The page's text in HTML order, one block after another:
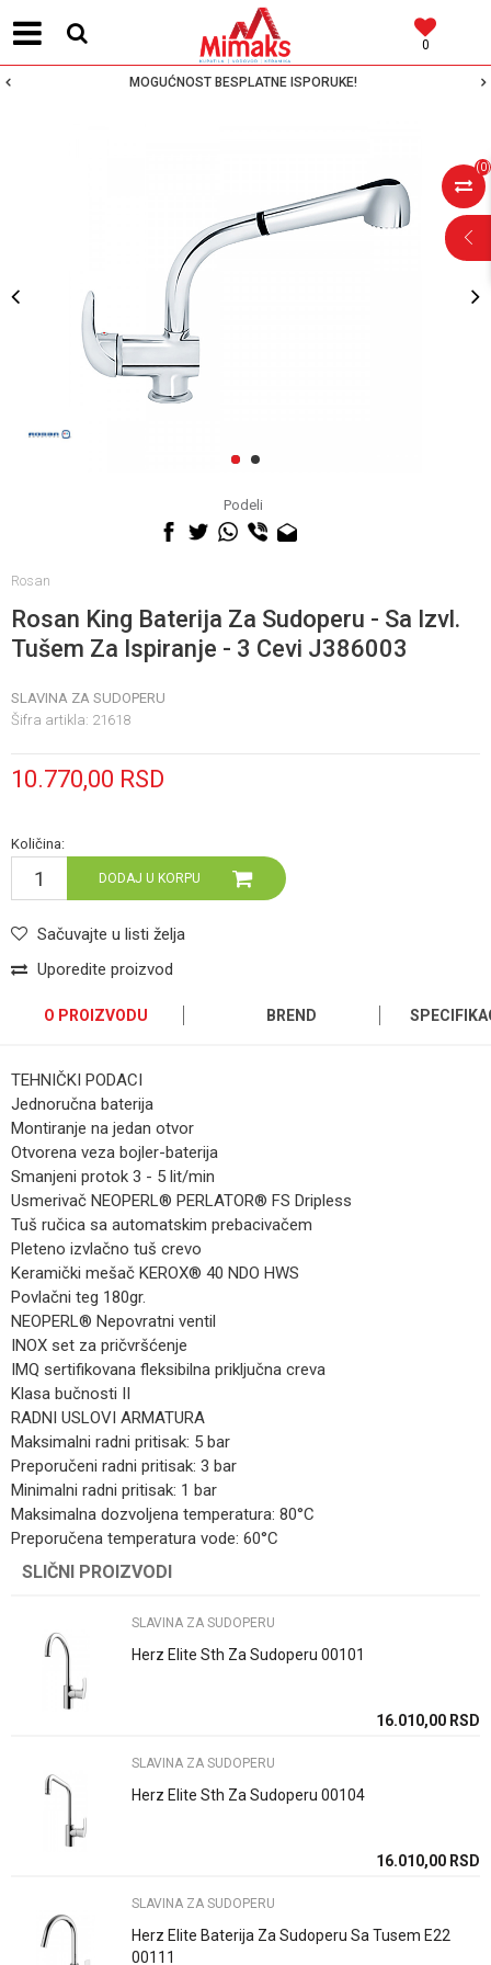
0
MOGUĆNOST BESPLATNE ISPORUKE!
(0)
1 2
Podeli
Rosan
Rosan King Baterija Za Sudoperu - Sa Izvl.
Tušem Za Ispiranje - 3 Cevi J386003
SLAVINA ZA SUDOPERU
Šifra artikla: 21618
10.770,00 RSD
Količina:
DODAJ U KORPU
Sačuvajte u listi želja
Uporedite proizvod
O PROIZVODU BREND
TEHNIČKI PODACI
Jednoručna baterija
Montiranje na jedan otvor
Otvorena veza bojler-baterija
Smanjeni protok 3 - 5 lit/min
Usmerivač NEOPERL® PERLATOR® FS Dripless
Tuš ručica sa automatskim prebacivačem
Pleteno izvlačno tuš crevo
Keramički mešač KEROX® 40 NDO HWS
Povlačni teg 180gr.
NEOPERL® Nepovratni ventil
INOX set za pričvršćenje
IMQ sertifikovana fleksibilna priključna creva
Klasa bučnosti II
RADNI USLOVI ARMATURA
Maksimalni radni pritisak: 5 bar
Preporučeni radni pritisak: 3 bar
Minimalni radni pritisak: 1 bar
Maksimalna dozvoljena temperatura: 80°C
Preporučena temperatura vode: 60°C
Ime/Nadimak
Email
Kategorija
Način ugradnje/Tip Stojece sa 3 cevi
Zemlja proizvodnje
SLIČNI PROIZVODI
SLAVINA ZA SUDOPERU
Herz Elite Sth Za Sudoperu 00101
16.010,00 RSD
SLAVINA ZA SUDOPERU
Herz Elite Sth Za Sudoperu 00104
16.010,00 RSD
SLAVINA ZA SUDOPERU
Herz Elite Baterija Za Sudoperu Sa Tusem E22
00111